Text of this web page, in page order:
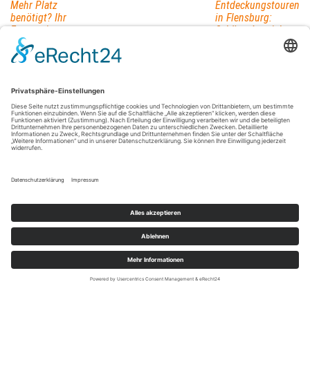
Mehr Platz
benötigt? Ihr
Experte in
Radolfzell
kümmert sich
Entdeckungstouren
in Flensburg:
Schöne Aussichten
und Orte, die du
Datenschutz
WordPress |Theme: